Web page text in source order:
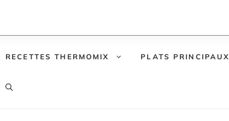
RECETTES THERMOMIX PLATS PRINCIPAUX